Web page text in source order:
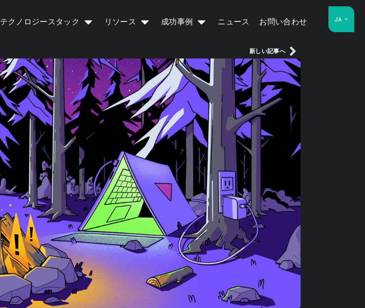
テクノロジースタック リソース 成功事例 ニュース お問い合わせ JA
新しい記事へ